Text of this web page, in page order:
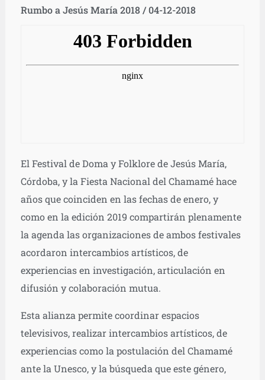
Rumbo a Jesús María 2018 / 04-12-2018
El Festival de Doma y Folklore de Jesús María,
Córdoba, y la Fiesta Nacional del Chamamé hace
años que coinciden en las fechas de enero, y
como en la edición 2019 compartirán plenamente
la agenda las organizaciones de ambos festivales
acordaron intercambios artísticos, de
experiencias en investigación, articulación en
difusión y colaboración mutua.
Esta alianza permite coordinar espacios
televisivos, realizar intercambios artísticos, de
experiencias como la postulación del Chamamé
ante la Unesco, y la búsqueda que este género,